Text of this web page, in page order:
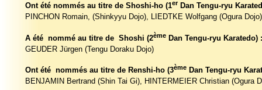
Ont été nommés au titre de Shoshi-ho (1er Dan Tengu-ryu
PINCHON Romain, (Shinkyyu Dojo), LIEDTKE Wolfgang (Ogura
A été nommé au titre de Shoshi (2ème Dan Tengu-ryu Karatedo) :
GEUDER Jürgen (Tengu Doraku Dojo)
Ont été nommés au titre de Renshi-ho (3ème Dan Tengu-ryu
BENJAMIN Bertrand (Shin Tai Gi), HINTERMEIER Christian (Ogura